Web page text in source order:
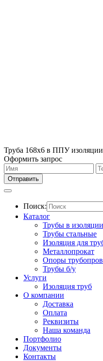
Труба 168х6 в ППУ
Оформить запрос
Поиск:
Каталог
Трубы в изоляции
Трубы стальные
Изоляция для
Металлопрокат
Опоры
Трубы б/у
Услуги
Изоляция труб
О компании
Доставка
Оплата
Реквизиты
Наша команда
Портфолио
Документы
Контакты